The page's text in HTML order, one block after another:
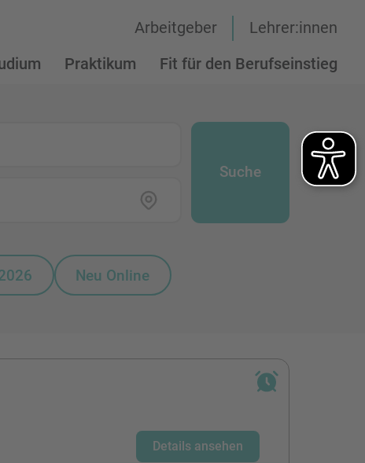
Praktikum Fit für den Berufseinstieg
Arbeitgeber Lehrer:innen
Suche
Neu Online
Details ansehen